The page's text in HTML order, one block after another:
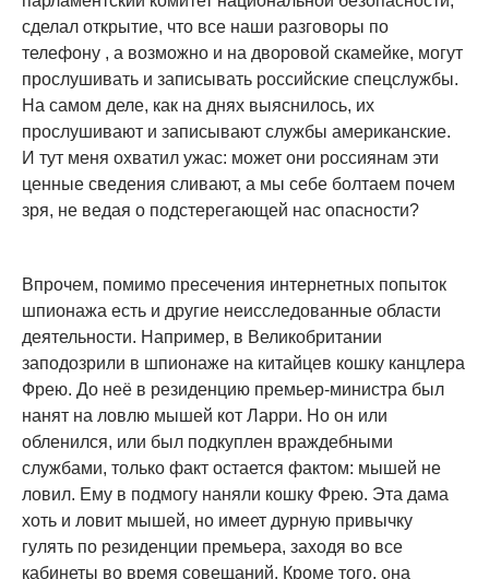
сделал открытие, что все наши разговоры по
телефону , а возможно и на дворовой скамейке, могут
прослушивать и записывать российские спецслужбы.
На самом деле, как на днях выяснилось, их
прослушивают и записывают службы американские.
И тут меня охватил ужас: может они россиянам эти
ценные сведения сливают, а мы себе болтаем почем
зря, не ведая о подстерегающей нас опасности?
Впрочем, помимо пресечения интернетных попыток
шпионажа есть и другие неисследованные области
деятельности. Например, в Великобритании
заподозрили в шпионаже на китайцев кошку канцлера
Фрею. До неё в резиденцию премьер-министра был
нанят на ловлю мышей кот Ларри. Но он или
обленился, или был подкуплен враждебными
службами, только факт остается фактом: мышей не
ловил. Ему в подмогу наняли кошку Фрею. Эта дама
хоть и ловит мышей, но имеет дурную привычку
гулять по резиденции премьера, заходя во все
кабинеты во время совещаний. Кроме того, она